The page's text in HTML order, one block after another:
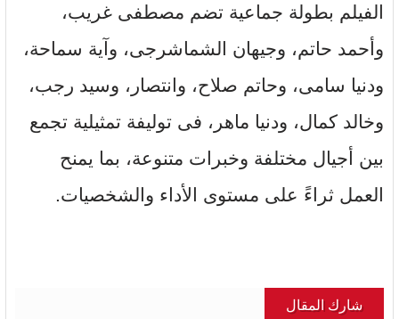
الفيلم بطولة جماعية تضم مصطفى غريب،
وأحمد حاتم، وجيهان الشماشرجى، وآية سماحة،
ودنيا سامى، وحاتم صلاح، وانتصار، وسيد رجب،
وخالد كمال، ودنيا ماهر، فى توليفة تمثيلية تجمع
بين أجيال مختلفة وخبرات متنوعة، بما يمنح
العمل ثراءً على مستوى الأداء والشخصيات.
شارك المقال